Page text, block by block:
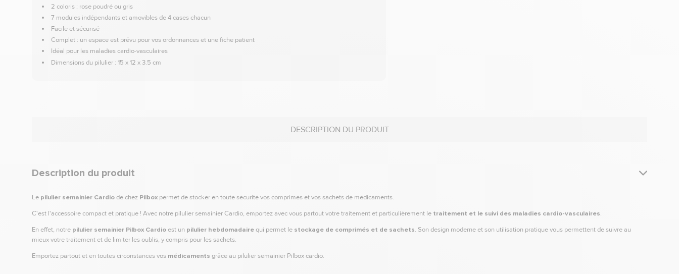
2 coloris : rose poudré ou gris
7 modules indépendants et amovibles de 4 cases chacun
Facile et sécurisé
Complet : un espace est prévu pour vos ordonnances et une fiche patient
Idéal pour les maladies cardio-vasculaires
Dimensions du pilulier : 15 x 12 x 3.5 cm
DESCRIPTION DU PRODUIT
Description du produit
Le pilulier semainier Cardiode chez Pilbox permet de stocker en toute sécurité vos comprimés et vos sachets de médicaments.
C'est l'accessoire compact et pratique ! Avec notre pilulier semainier Cardio, emportez avec vous partout votre traitement et particulièrement le traitement et le suivi des maladies cardio-vasculaires.
En effet, notre pilulier semainier Pilbox Cardioest un pilulier hebdomadairequi permet le stockage de comprimés et de sachets. Son design moderne et son utilisation pratique vous permettent de suivre au
mieux votre traitement et de limiter les oublis, y compris pour les sachets.
Emportez partout et en toutes circonstances vos médicaments grâce au pilulier semainier Pilbox cardio.